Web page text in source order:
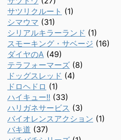
サツリクルート (1)
シマウマ (31)
シリアルキラーランド (1)
スモーキング・サベージ (16)
ダイヤのA (49)
テラフォーマーズ (8)
ドッグスレッド (4)
ドロヘドロ (1)
ハイキュー!! (33)
ハリガネサービス (3)
バイオレンスアクション (1)
バキ道 (37)